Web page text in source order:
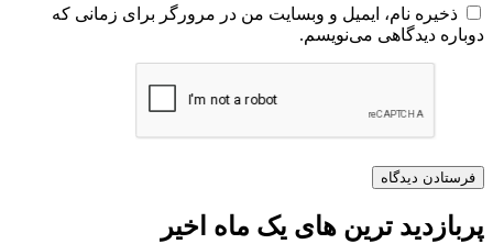
ذخیره نام، ایمیل و وبسایت من در مرورگر برای زمانی که
دوباره دیدگاهی می‌نویسم.
پربازدید ترین های یک ماه اخیر